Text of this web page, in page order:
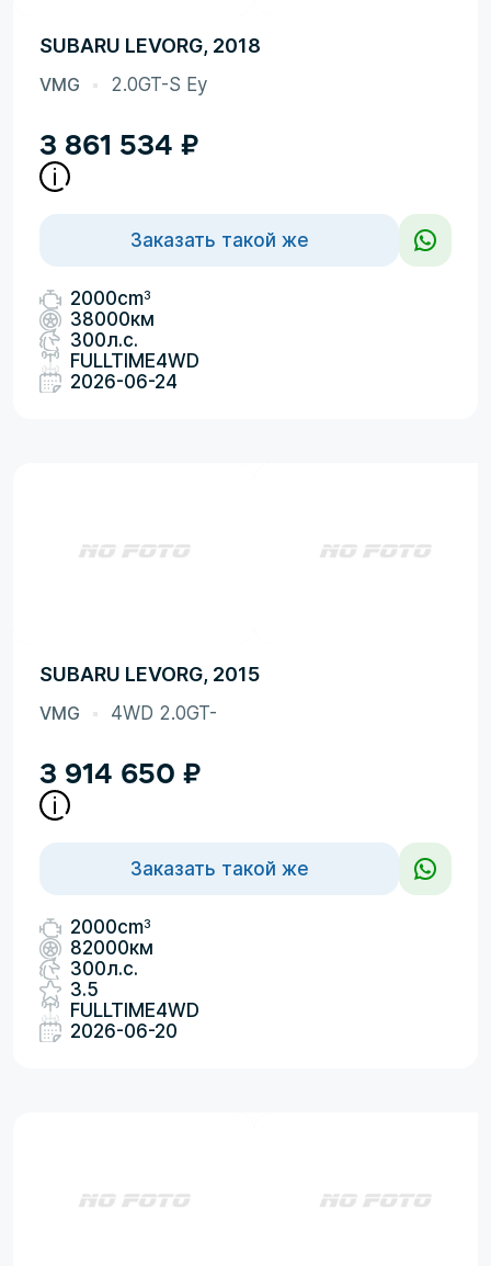
SUBARU LEVORG, 2018
VMG 2.0GT-S Ey
3 861 534 ₽
Заказать такой же
2000cm3
38000км
300л.с.
FULLTIME4WD
2026-06-24
SUBARU LEVORG, 2015
VMG 4WD 2.0GT-
3 914 650 ₽
Заказать такой же
2000cm3
82000км
300л.с.
3.5
FULLTIME4WD
2026-06-20